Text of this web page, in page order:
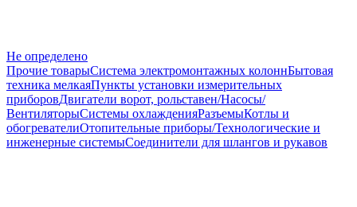
Не определено
Прочие товарыСистема электромонтажных колоннБытовая
техника мелкаяПункты установки измерительных
приборовДвигатели ворот, рольставен/Насосы/
ВентиляторыСистемы охлажденияРазъемыКотлы и
обогревателиОтопительные приборы/Технологические и
инженерные системыСоединители для шлангов и рукавов